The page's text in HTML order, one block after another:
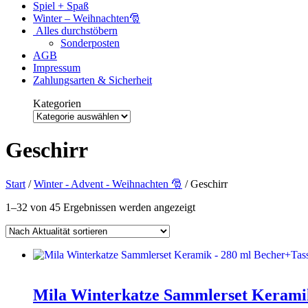
Spiel + Spaß
Winter – Weihnachten🎅
Alles durchstöbern
Sonderposten
AGB
Impressum
Zahlungsarten & Sicherheit
Kategorien
Kategorien
Geschirr
Start /Winter - Advent - Weihnachten 🎅 / Geschirr
1–32 von 45 Ergebnissen werden angezeigtNach
Mila Winterkatze Sammlerset